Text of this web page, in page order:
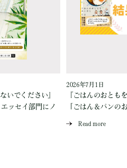
いでください』
ッセイ部門にノ
2026年7月1日
『ごはんのおとも
「ごはん＆パンの
Read more